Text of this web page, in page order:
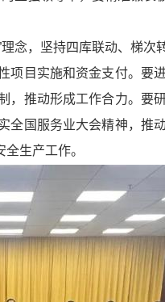
念，坚持四库联动、梯
目实施和资金支付。要
推动形成工作合力。要
国服务业大会精神，推
生产工作。